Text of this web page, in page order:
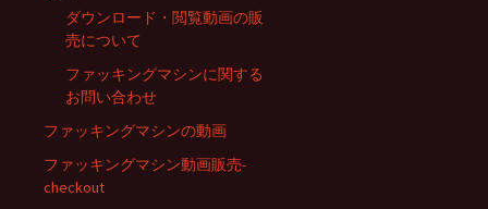
ダウンロード・閲覧動画の販
売について
ファッキングマシンに関する
お問い合わせ
ファッキングマシンの動画
ファッキングマシン動画販売-
checkout